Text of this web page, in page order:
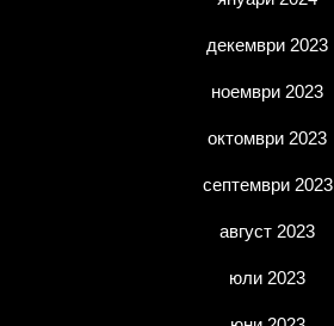
декември 2023
ноември 2023
октомври 2023
септември 2023
август 2023
юли 2023